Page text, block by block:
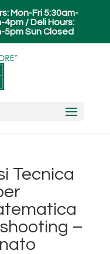
Mon-Fri 5:30am-
/ Deli Hours:
5pm Sun Closed
Tecnica
–